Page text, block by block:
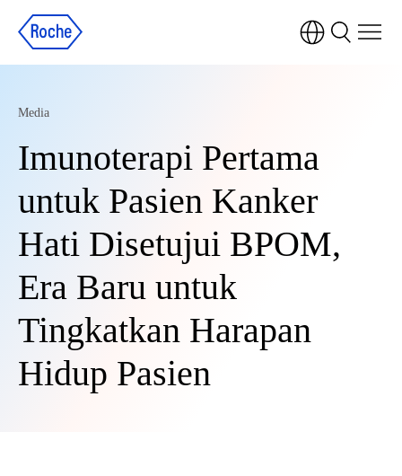
Media
Imunoterapi Pertama
untuk Pasien Kanker
Hati Disetujui BPOM,
Era Baru untuk
Tingkatkan Harapan
Hidup Pasien